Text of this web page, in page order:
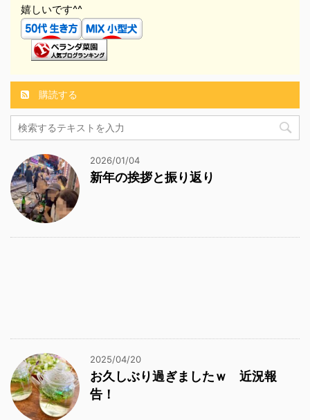
嬉しいです^^
購読する
2026/01/04
新年の挨拶と振り返り
2025/04/20
お久しぶり過ぎましたｗ 近況報
告！